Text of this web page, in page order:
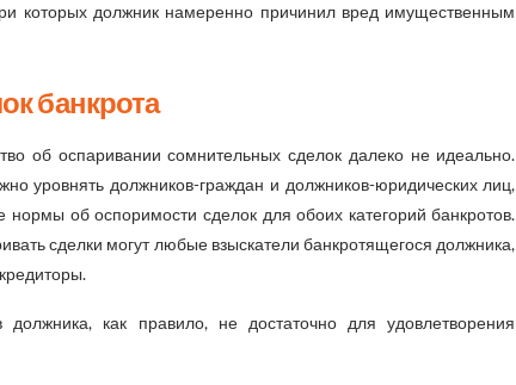
которых должник намеренно причинил вред имущественным
банкрота
об оспаривании сомнительных сделок далеко не идеально.
уровнять должников-граждан и должников-юридических лиц,
об оспоримости сделок для обоих категорий банкротов.
сделки могут любые взыскатели банкротящегося должника,
как правило, не достаточно для удовлетворения